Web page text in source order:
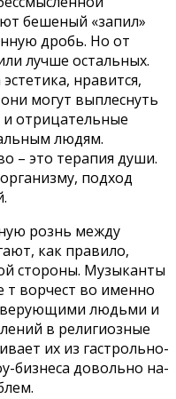
бешеный «за­пил»
дробь. Но от
лучше остальных.
нравится,
могут выплеснуть
отрицательные
людям.
– это тера­пия души.
подход
рознь между
как правило,
стороны. Музыканты
т ворчест во именно
верующими людьми и
в религиозные
их из гастрольно­
бизнеса довольно на­